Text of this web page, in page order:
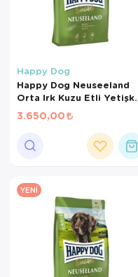
Happy Dog
Happy Dog Neuseeland
Orta Irk Kuzu Etli
Kuru Köpek Maması 12.5 +
2 Kg
3.650,00
YENI